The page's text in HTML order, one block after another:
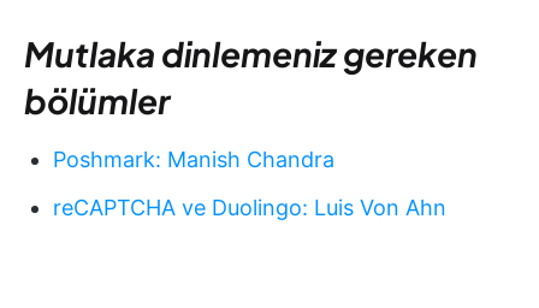
Mutlaka dinlemeniz gereken
bölümler
Poshmark: Manish Chandra
reCAPTCHA ve Duolingo: Luis Von Ahn